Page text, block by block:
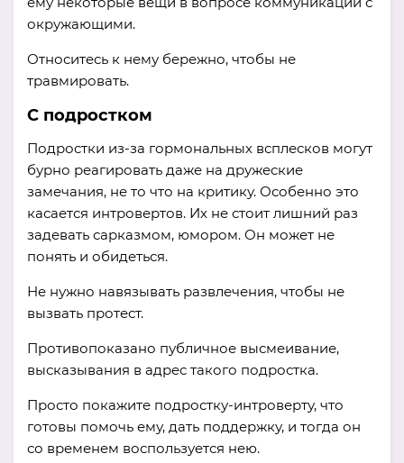
окружающими.
Относитесь к нему бережно, чтобы не
травмировать.
С подростком
Подростки из-за гормональных всплесков могут
бурно реагировать даже на дружеские
замечания, не то что на критику. Особенно это
касается интровертов. Их не стоит лишний раз
задевать сарказмом, юмором. Он может не
понять и обидеться.
Не нужно навязывать развлечения, чтобы не
вызвать протест.
Противопоказано публичное высмеивание,
высказывания в адрес такого подростка.
Просто покажите подростку-интроверту, что
готовы помочь ему, дать поддержку, и тогда он
со временем воспользуется нею.